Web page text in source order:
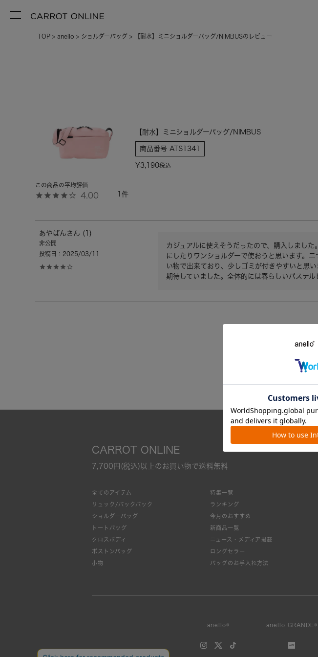
TOP anello ショルダーバッグ 【耐水】ミニショルダーバッグ/NIMBUSのレビュー
【耐水】ミニショルダーバッグ/NIMBUS
商品番号 ATS1341
¥3,190税込
4.00
あやぱん
非公開
投稿日
2025/03/11
カジュアルに使えそうだったので、購入しまし
にしたりワンショルダーで使おうと思います。
い物で出来ており、少しゴミが付きやすいと思
期待していました。全体的には春らしいパステル
CARROT ONLINE
7,700円(税込)以上のお買い物で送料無料
全てのアイテム
リュック/バックパック
ショルダーバッグ
トートバッグ
クロスボディ
ボストンバッグ
小物
特集一覧
ランキング
今月のおすすめ
新商品一覧
ニュース・メディア掲載
ロングセラー
バッグのお手入れ方法
anello® anello GRANDE®